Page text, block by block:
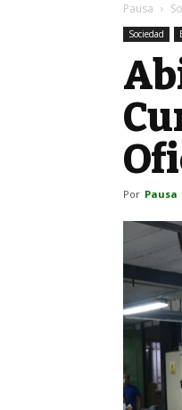
Pausa
Sociedad
Por Pausa